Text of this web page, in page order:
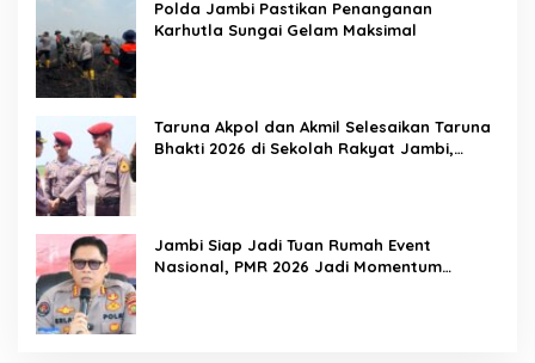
Polda Jambi Pastikan Penanganan
Karhutla Sungai Gelam Maksimal
Taruna Akpol dan Akmil Selesaikan Taruna
Bhakti 2026 di Sekolah Rakyat Jambi,
Jambi Siap Jadi Tuan Rumah Event
Nasional, PMR 2026 Jadi Momentum